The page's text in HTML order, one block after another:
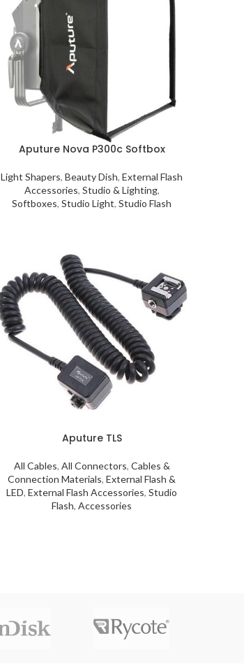
Aputure Nova P300c Softbox
Light Shapers,Beauty Dish,External Flash
Accessories, Studio & Lighting,
Softboxes,Studio Light,Studio Flash
Aputure TLS
All Cables, All Connectors, Cables &
Connection Materials,External Flash &
LED,External Flash Accessories,Studio
Flash,Accessories